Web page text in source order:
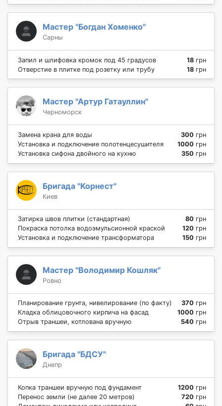
Мастер "Богдан Хоменко"
Сарны
Запил и шлифовка кромок под 45 градусов 18 грн
Отверстие в плитке под розетку или трубу
18 грн
Мастер "Артур Гатауллин"
Черноморск
Замена крана для воды 300 грн
Установка и подключение полотенцесушителя
1000 грн
Установка сифона двойного на кухню
350 грн
Бригада "Корнест"
Киев
Затирка швов плитки (стандартная) 80 грн
Покраска потолка водоэмульсионной краской
120 грн
Установка и подключение трансформатора
150 грн
Мастер "Володимир Кошляк"
Ровно
Планирование грунта, нивелирование (по факту) 370 грн
Кладка облицовочного кирпича на фасад
1000 грн
Отрыв траншеи, котлована вручную
540 грн
Бригада "БДСУ"
Днепр
Копка траншеи вручную под фундамент 1200 грн
Перенос земли (не далее 20 метров)
720 грн